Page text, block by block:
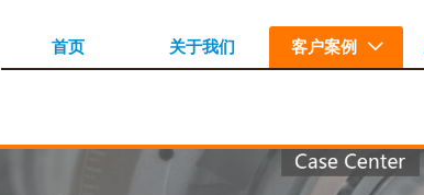
首页 关于我们 客户案例 